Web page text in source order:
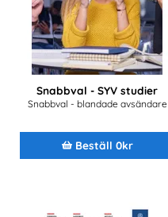
Snabbval - SYV studier
Snabbval - blandade avsändare
Beställ 0kr